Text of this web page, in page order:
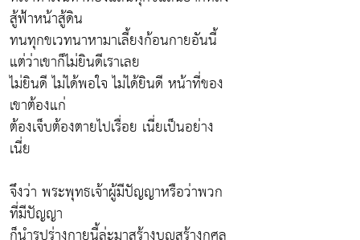
สู้ฟ้าหน้าสู้ดิน
ทนทุกขเวทนาหามาเลี้ยงก้อนกายอันนี้
แต่ว่าเขาก็ไม่ยินดีเราเลย
ไม่ยินดี ไม่ได้พอใจ ไม่ได้ยินดี หน้าที่ของ
เขาต้องแก่
ต้องเจ็บต้องตายไปเรื่อย เนี่ยเป็นอย่าง
เนี่ย
จึงว่า พระพุทธเจ้าผู้มีปัญญาหรือว่าพวก
ที่มีปัญญา